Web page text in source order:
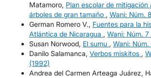
Matamoro, Plan escolar de mitigación
árboles de gran tamaño , Wani: Núm.
German Romero V., Fuentes para la
Atlántica de Nicaragua , Wani: Núm.
Susan Norwood, El sumu , Wani:
Danilo Salamanca, Verbos miskitos ,
(1992)
Andrea del Carmen Arteaga Juárez,